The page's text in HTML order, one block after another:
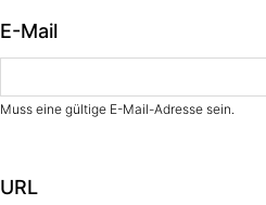
E-Mail
Muss eine gültige E-Mail-Adresse sein.
URL